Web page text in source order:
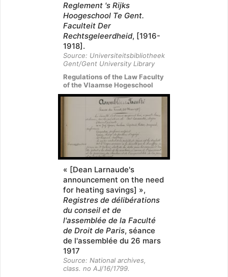
Reglement 's Rijks
Hoogeschool Te Gent.
Faculteit Der
Rechtsgeleerdheid, [1916-
1918].
Source: Universiteitsbibliotheek
Gent/Gent University Library
Regulations of the Law Faculty
of the Vlaamse Hogeschool
« [Dean Larnaude's
announcement on the need
for heating savings] »,
Registres de délibérations
du conseil et de
l'assemblée de la Faculté
de Droit de Paris, séance
de l'assemblée du 26 mars
1917
Source: National archives,
class. no AJ/16/1799.